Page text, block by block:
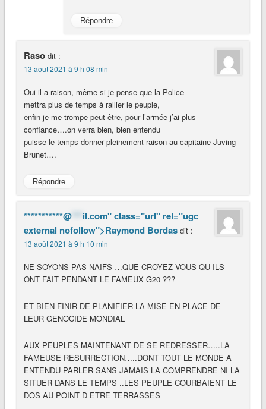
Répondre
Raso dit :
13 août 2021 à 9 h 08 min
Oui il a raison, même si je pense que la Police
mettra plus de temps à rallier le peuple,
enfin je me trompe peut-être, pour l’armée j’ai plus
confiance….on verra bien, bien entendu
puisse le temps donner pleinement raison au capitaine Juving-
Brunet….
Répondre
***********@*** il.com" class="url" rel="ugc
external nofollow">Raymond Bordas dit :
13 août 2021 à 9 h 10 min
NE SOYONS PAS NAIFS …QUE CROYEZ VOUS QU ILS
ONT FAIT PENDANT LE FAMEUX G20 ???
ET BIEN FINIR DE PLANIFIER LA MISE EN PLACE DE
LEUR GENOCIDE MONDIAL
AUX PEUPLES MAINTENANT DE SE REDRESSER…..LA
FAMEUSE RESURRECTION…..DONT TOUT LE MONDE A
ENTENDU PARLER SANS JAMAIS LA COMPRENDRE NI LA
SITUER DANS LE TEMPS ..LES PEUPLE COURBAIENT LE
DOS AU POINT D ETRE TERRASSES